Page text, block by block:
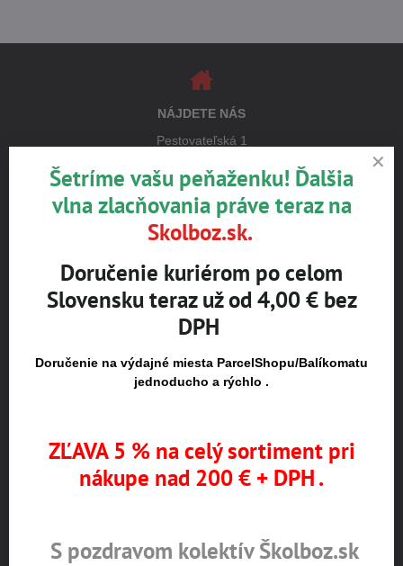
NÁJDETE NÁS
Pestovateľská 1
Otváracie hodiny
pondelok až štvrtok 8:00 – 16:00
POZOR!!! Otváracie hodiny - prázdninový režim,
Po - Št 7,00h-15h, Piat. 7,00h-13,00h
Upozornenie k objednávke:
Osobný odber na predajni je možný
po obdržaní potvrdzujúcej SMS alebo e-mailu.
Externý obsah je blokovaný Voľbami
Prajete si načítať externý obsah?
Šetríme vašu peňaženku! Ďalšia
vlna zlacňovania práve teraz na
Skolboz.sk.
Doručenie kuriérom po celom
Slovensku teraz už od 4,00 € bez
DPH
Doručenie na výdajné miesta ParcelShopu/Balíkomatu
jednoducho a rýchlo .
ZĽAVA 5 % na celý sortiment pri
nákupe nad 200 € + DPH .
S pozdravom kolektív Školboz.sk